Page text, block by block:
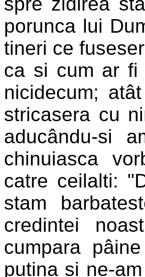
porunca lui
tineri ce
ca si cum ar fi
nicidecum;
stricasera cu
aducându-si
chinuiasca
catre ceilalti:
stam
credintei
cumpara
putina si ne-